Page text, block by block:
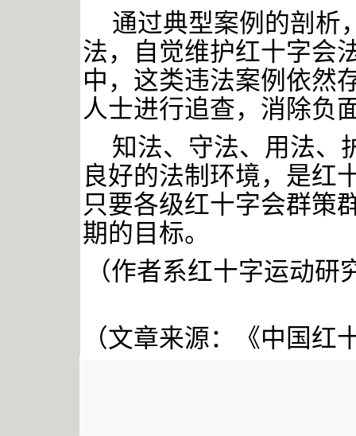
通过典型案例的剖析
法，自觉维护红十字会
中，这类违法案例依然
人士进行追查，消除负
知法、守法、用法、
良好的法制环境，是红
只要各级红十字会群策
期的目标。
（作者系红十字运动
（文章来源：《中国红